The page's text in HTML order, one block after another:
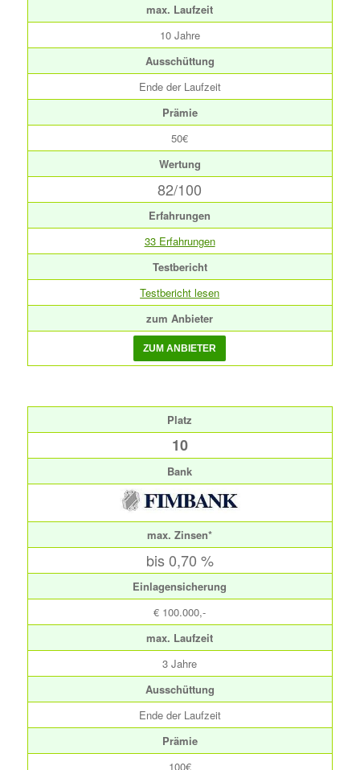
max. Laufzeit
10 Jahre
Ausschüttung
Ende der Laufzeit
Prämie
50€
Wertung
82/100
Erfahrungen
33 Erfahrungen
Testbericht
Testbericht lesen
zum Anbieter
Platz
10
Bank
max. Zinsen*
bis 0,70 %
Einlagensicherung
€ 100.000,-
max. Laufzeit
3 Jahre
Ausschüttung
Ende der Laufzeit
Prämie
100€